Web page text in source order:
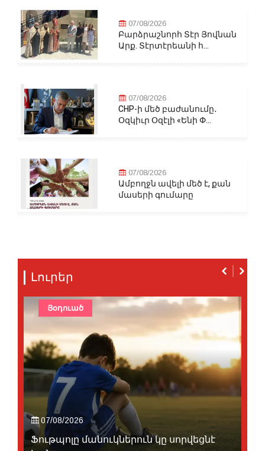
07/08/2026
Բարձրաշնորհ Տէր Յովնան
Արք. Տէրտէրեանի հ...
07/08/2026
CHP-ի մեծ բաժանումը․
Օզկիւր Օզէլի «Ենի Փ...
07/08/2026
Ամբողջն ավելի մեծ է, քան
մասերի գումարը
Լուրեր
07/08/2026
Ֆութպոլը մանուկներուն կը սորվեցնէ
Յօդուած